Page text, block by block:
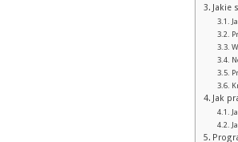
Jakie
Jak